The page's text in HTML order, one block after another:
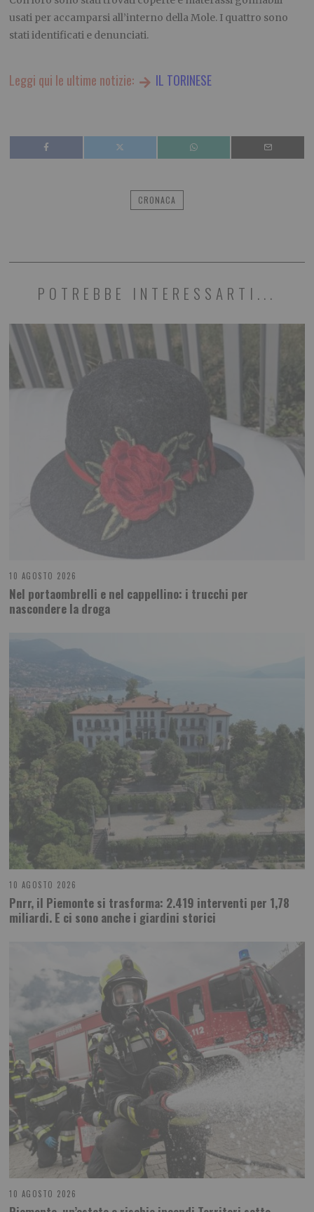
usati per accamparsi all’interno della Mole. I quattro sono
stati identificati e denunciati.
Leggi qui le ultime notizie: IL TORINESE
CRONACA
POTREBBE INTERESSARTI...
10 AGOSTO 2026
Nel portaombrelli e nel cappellino: i trucchi per
nascondere la droga
10 AGOSTO 2026
Pnrr, il Piemonte si trasforma: 2.419 interventi per 1,78
miliardi. E ci sono anche i giardini storici
10 AGOSTO 2026